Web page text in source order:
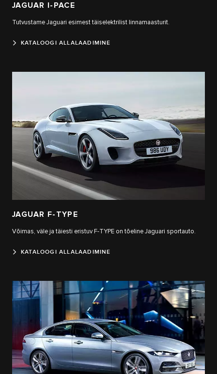
JAGUAR I‑PACE
Tutvustame Jaguari esimest täiselektrilist linnamaasturit.
KATALOOGI ALLALAADIMINE
JAGUAR F‑TYPE
Võimas, väle ja täiesti eristuv F-TYPE on tõeline Jaguari sportauto.
KATALOOGI ALLALAADIMINE